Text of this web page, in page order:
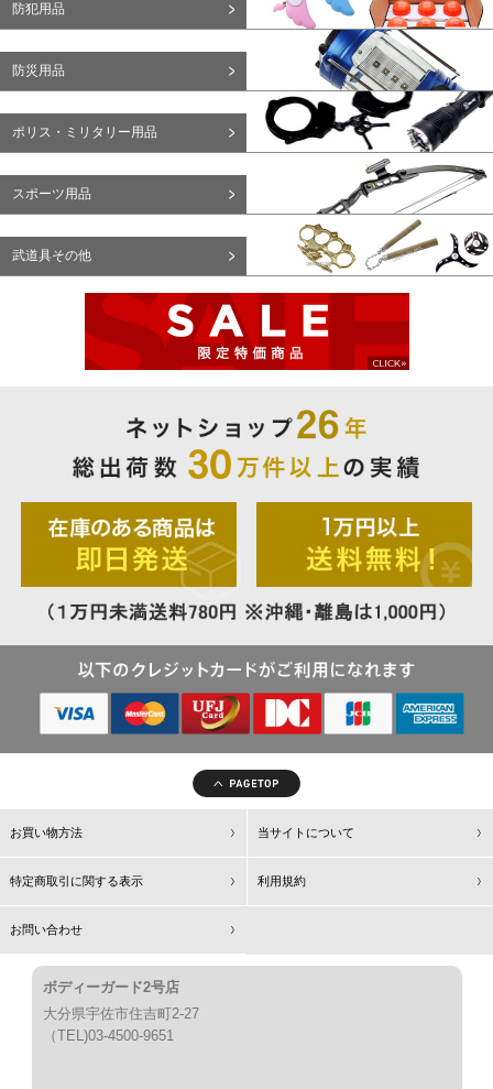
防犯用品
防災用品
ポリス・ミリタリー用品
スポーツ用品
武道具その他
お買い物方法 当サイトについて
特定商取引に関する表示 利用規約
お問い合わせ
ボディーガード2号店
大分県宇佐市住吉町2-27
（TEL)03-4500-9651